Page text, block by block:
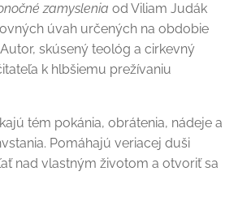
zamyslenia od Viliam Judák
úvah určených na obdobie
skúsený teológ a cirkevný
k hlbšiemu prežívaniu
tém pokánia, obrátenia, nádeje a
Pomáhajú veriacej duši
nad vlastným životom a otvoriť sa